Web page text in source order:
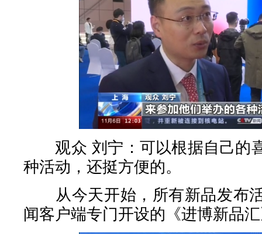
观众 刘宁：可以根据自己的
种活动，还挺方便的。
从今天开始，所有新品发布
闻客户端专门开设的《进博新品